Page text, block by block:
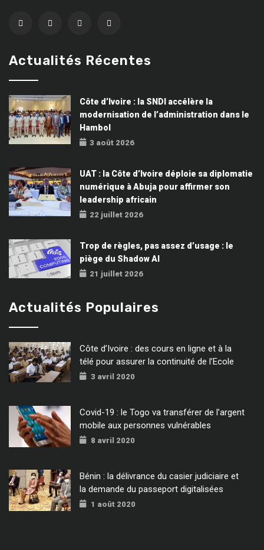
Actualités Récentes
Côte d’Ivoire : la SNDI accélère la
modernisation de l’administration dans le
Hambol
3 août 2026
UAT : la Côte d’Ivoire déploie sa diplomatie
numérique à Abuja pour affirmer son
leadership africain
22 juillet 2026
Trop de règles, pas assez d’usage : le
piège du Shadow AI
21 juillet 2026
Actualités Populaires
Côte d’Ivoire : des cours en ligne et à la
télé pour assurer la continuité de l’Ecole
3 avril 2020
Covid-19 : le Togo va transférer de l’argent
mobile aux personnes vulnérables
8 avril 2020
Bénin : la délivrance du casier judiciaire et
la demande du passeport digitalisées
1 août 2020